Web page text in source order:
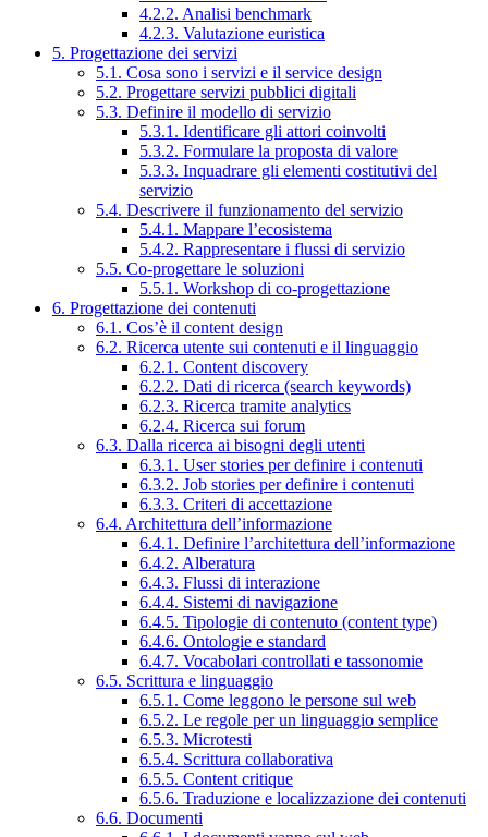
4.2.2. Analisi benchmark
4.2.3. Valutazione euristica
5. Progettazione dei servizi
5.1. Cosa sono i servizi e il service design
5.2. Progettare servizi pubblici digitali
5.3. Definire il modello di servizio
5.3.1. Identificare gli attori coinvolti
5.3.2. Formulare la proposta di valore
5.3.3. Inquadrare gli elementi costitutivi del
servizio
5.4. Descrivere il funzionamento del servizio
5.4.1. Mappare l’ecosistema
5.4.2. Rappresentare i flussi di servizio
5.5. Co-progettare le soluzioni
5.5.1. Workshop di co-progettazione
6. Progettazione dei contenuti
6.1. Cos’è il content design
6.2. Ricerca utente sui contenuti e il linguaggio
6.2.1. Content discovery
6.2.2. Dati di ricerca (search keywords)
6.2.3. Ricerca tramite analytics
6.2.4. Ricerca sui forum
6.3. Dalla ricerca ai bisogni degli utenti
6.3.1. User stories per definire i contenuti
6.3.2. Job stories per definire i contenuti
6.3.3. Criteri di accettazione
6.4. Architettura dell’informazione
6.4.1. Definire l’architettura dell’informazione
6.4.2. Alberatura
6.4.3. Flussi di interazione
6.4.4. Sistemi di navigazione
6.4.5. Tipologie di contenuto (content type)
6.4.6. Ontologie e standard
6.4.7. Vocabolari controllati e tassonomie
6.5. Scrittura e linguaggio
6.5.1. Come leggono le persone sul web
6.5.2. Le regole per un linguaggio semplice
6.5.3. Microtesti
6.5.4. Scrittura collaborativa
6.5.5. Content critique
6.5.6. Traduzione e localizzazione dei contenuti
6.6. Documenti